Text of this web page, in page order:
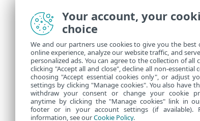
Your account, your
choice
We and our partners use cookies to give you the best
online experience, analyze our website traffic, and
personalized ads. You can agree to the collection of all
clicking "Accept all and close", decline all non-essential
choosing "Accept essential cookies only", or adjust
settings by clicking "Manage cookies". You also have
withdraw your consent or change your cookie
anytime by clicking the "Manage cookies" link in
footer or in your account settings (if available).
information, see ourCookie Policy.